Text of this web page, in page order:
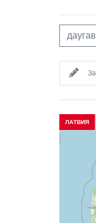
ЛАТВИЯ